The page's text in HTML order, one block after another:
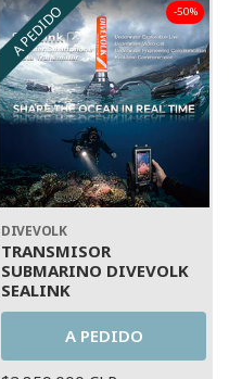
OFERTA
A PEDIDO -50%
DIVEVOLK
TRANSMISOR
SUBMARINO DIVEVOLK
SEALINK
A PEDIDO